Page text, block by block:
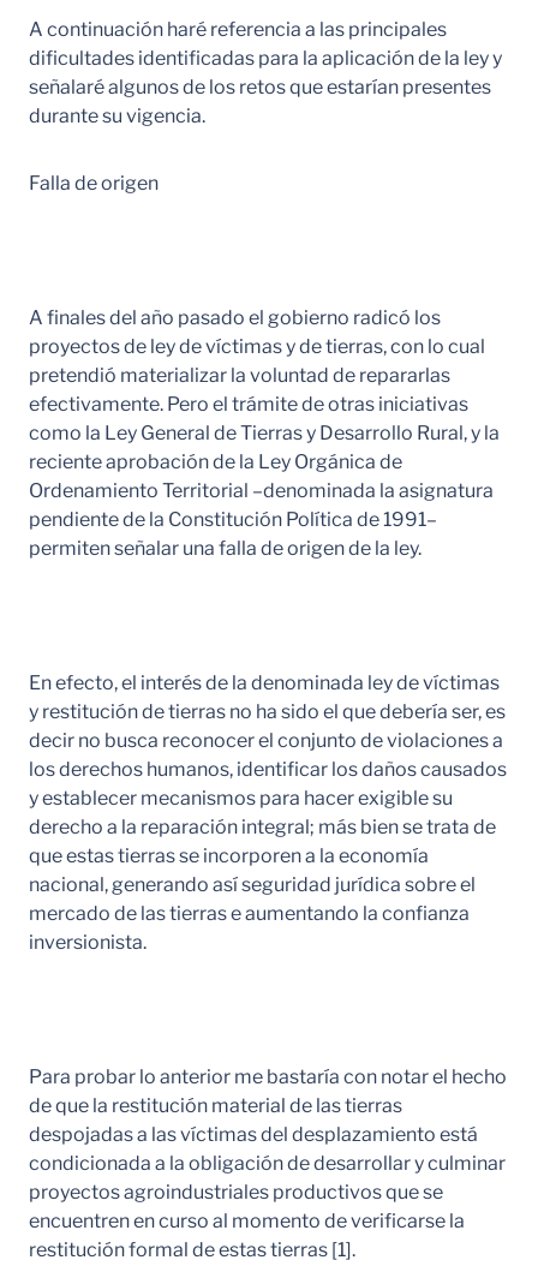
A continuación haré referencia a las principales
dificultades identificadas para la aplicación de la ley y
señalaré algunos de los retos que estarían presentes
durante su vigencia.
Falla de origen
A finales del año pasado el gobierno radicó los
proyectos de ley de víctimas y de tierras, con lo cual
pretendió materializar la voluntad de repararlas
efectivamente. Pero el trámite de otras iniciativas
como la Ley General de Tierras y Desarrollo Rural, y la
reciente aprobación de la Ley Orgánica de
Ordenamiento Territorial –denominada la asignatura
pendiente de la Constitución Política de 1991–
permiten señalar una falla de origen de la ley.
En efecto, el interés de la denominada ley de víctimas
y restitución de tierras no ha sido el que debería ser, es
decir no busca reconocer el conjunto de violaciones a
los derechos humanos, identificar los daños causados
y establecer mecanismos para hacer exigible su
derecho a la reparación integral; más bien se trata de
que estas tierras se incorporen a la economía
nacional, generando así seguridad jurídica sobre el
mercado de las tierras e aumentando la confianza
inversionista.
Para probar lo anterior me bastaría con notar el hecho
de que la restitución material de las tierras
despojadas a las víctimas del desplazamiento está
condicionada a la obligación de desarrollar y culminar
proyectos agroindustriales productivos que se
encuentren en curso al momento de verificarse la
restitución formal de estas tierras [1].